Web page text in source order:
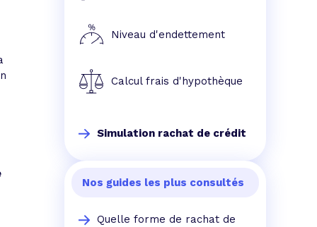
les simulations de rachat de crédit
Niveau d'endettement
Calcul frais d'hypothèque
Simulation rachat de crédit
Nos guides les plus consultés
Quelle forme de rachat de